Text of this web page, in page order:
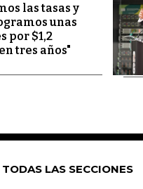
las tasas y
unas
por $1,2
tres años"
TODAS LAS SECCIONES